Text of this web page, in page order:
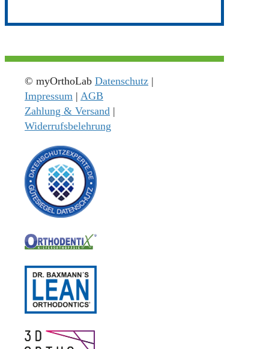
© myOrthoLab Datenschutz |
Impressum | AGB
Zahlung & Versand |
Widerrufsbelehrung